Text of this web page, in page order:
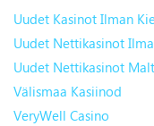
Uudet Kasinot Ilman
Uudet Nettikasinot
Uudet Nettikasinot
Välismaa Kasiinod
VeryWell Casino